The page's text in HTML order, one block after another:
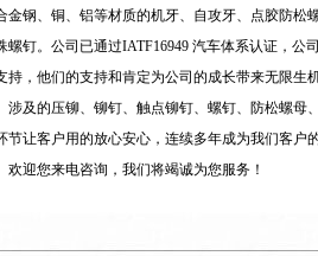
钢、铜、铝等材质的机牙、自攻牙、点胶防松
钉。公司已通过IATF16949 汽车体系认证，公
，他们的支持和肯定为公司的成长带来无限生
及的压铆、铆钉、触点铆钉、螺钉、防松螺母
让客户用的放心安心，连续多年成为我们客户
迎您来电咨询，我们将竭诚为您服务！